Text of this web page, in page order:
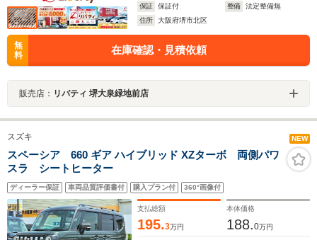
保証
保証付 整備
法定整備無
住所
大阪府堺市北区
無
料
在庫確認・見積依頼
販売店： リバティ 堺大泉緑地前店
スズキ NEW
スペーシア 660 ギア ハイブリッド XZターボ 両側パワ
スラ シートヒーター
ディーラー保証 車両品質評価書付 購入プラン付 360°画像付
支払総額
195.3万円
本体価格
188.0万円